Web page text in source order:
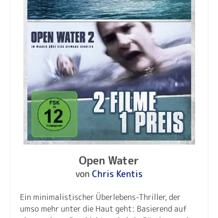
Open Water
von Chris Kentis
Ein minimalistischer Überlebens-Thriller, der
umso mehr unter die Haut geht: Basierend auf